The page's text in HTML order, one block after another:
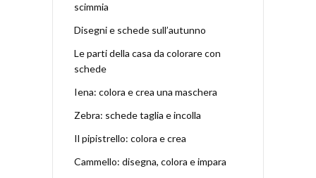
scimmia
Disegni e schede sull’autunno
Le parti della casa da colorare con
schede
Iena: colora e crea una maschera
Zebra: schede taglia e incolla
Il pipistrello: colora e crea
Cammello: disegna, colora e impara